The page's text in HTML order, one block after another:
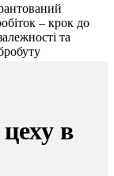
– крок до
та
в